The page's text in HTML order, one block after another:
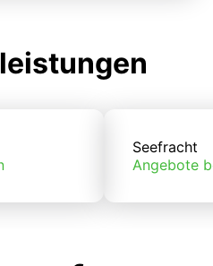
Seefracht
Angebote